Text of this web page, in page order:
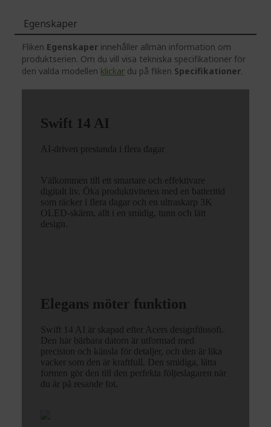
Egenskaper
Fliken Egenskaper innehåller allmän information om
produktserien. Om du vill visa tekniska specifikationer för
den valda modellen klickar du på fliken Specifikationer.